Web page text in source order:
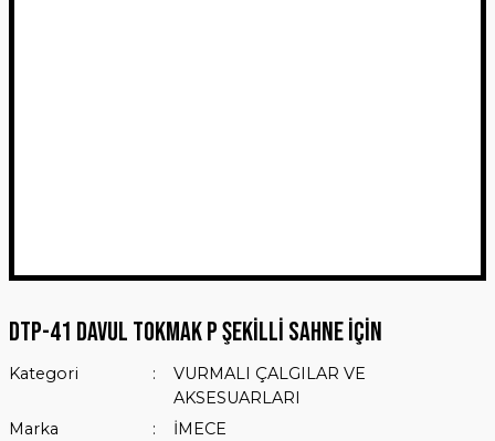
DTP-41 DAVUL TOKMAK P ŞEKİLLİ SAHNE İÇİN
Kategori
VURMALI ÇALGILAR VE
AKSESUARLARI
Marka
İMECE